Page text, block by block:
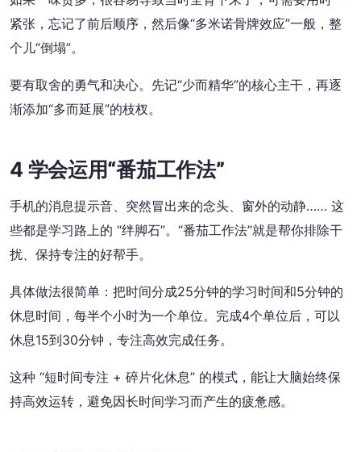
紧张，忘记了前后顺序，然后像“多米诺骨牌效应”一般，整
个儿“倒塌”。
要有取舍的勇气和决心。先记“少而精华”的核心主干，再逐
渐添加“多而延展”的枝杈。
4 学会运用“番茄工作法”
手机的消息提示音、突然冒出来的念头、窗外的动静…… 这
些都是学习路上的 “绊脚石”。“番茄工作法”就是帮你排除干
扰、保持专注的好帮手。
具体做法很简单：把时间分成25分钟的学习时间和5分钟的
休息时间，每半个小时为一个单位。完成4个单位后，可以
休息15到30分钟，专注高效完成任务。
这种 “短时间专注 + 碎片化休息” 的模式，能让大脑始终保
持高效运转，避免因长时间学习而产生的疲惫感。